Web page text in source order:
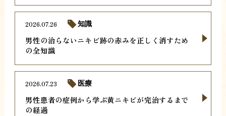
男性の治らないニキビ跡の赤みを正しく消すため
の全知識
2026.07.26 知識
男性患者の症例から学ぶ黄ニキビが完治するまで
の経過
2026.07.23 医療